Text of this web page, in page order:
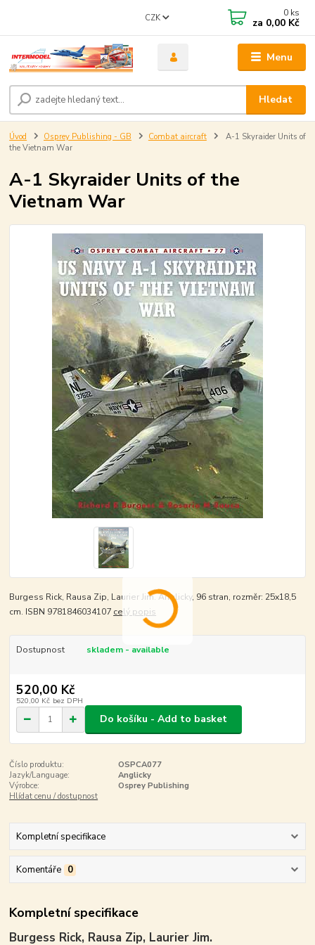
Menu
CZK
Hledat
0 ks
za 0,00 Kč
Úvod Osprey Publishing - GB Combat aircraft
A-1 Skyraider Units of
the Vietnam War
A-1 Skyraider Units of the
Vietnam War
Burgess Rick, Rausa Zip, Laurier Jim. Anglicky, 96 stran, rozměr: 25x18,5
cm. ISBN 9781846034107 celý popis
Dostupnost skladem - available
520,00 Kč
520,00 Kč bez DPH
Do košíku - Add to basket
Číslo produktu:
OSPCA077
Jazyk/Language:
Anglicky
Výrobce:
Osprey Publishing
Hlídat cenu / dostupnost
Kompletní specifikace
Komentáře 0
Kompletní specifikace
Burgess Rick, Rausa Zip, Laurier Jim.